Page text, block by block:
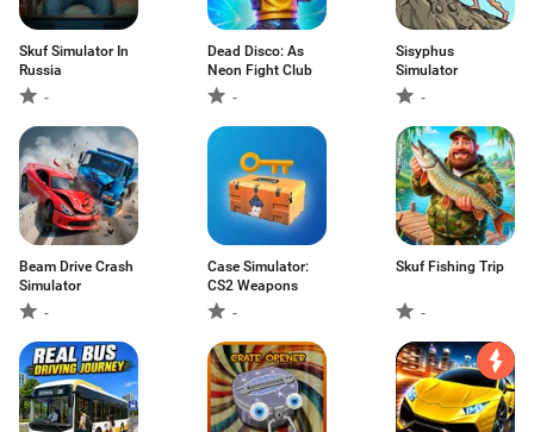
Skuf Simulator In
Russia
-
Dead Disco: As
Neon Fight Club
-
Sisyphus
Simulator
-
Beam Drive Crash
Simulator
-
Case Simulator:
CS2 Weapons
-
Skuf Fishing Trip
-